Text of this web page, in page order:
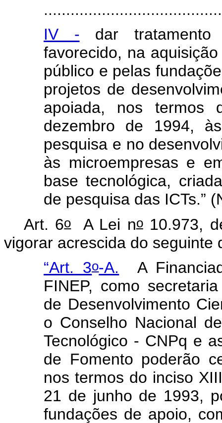
IV - dar tratamento
favorecido, na
público e pelas
projetos de
apoiada, nos termos
dezembro de 1994,
pesquisa e no
às microempresas e
base tecnológica,
de pesquisa das ICTs.”
Art. 6oA Lei no10.973,
vigorar acrescida do seguinte
“Art. 3o-A.
A
FINEP, como
de Desenvolvimento
o Conselho Nacional
Tecnológico - CNPq e
de Fomento poderão
nos termos do inciso
21 de junho de 1993,
fundações de apoio,